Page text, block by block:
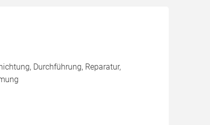
Durchführung, Reparatur,